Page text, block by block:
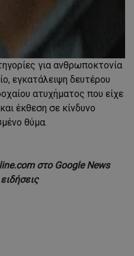
για ανθρωποκτονία
εγκατάλειψη δευτέρου
ατυχήματος που είχε
έκθεση σε κίνδυνο
θύμα.
στο Google News
ειδήσεις